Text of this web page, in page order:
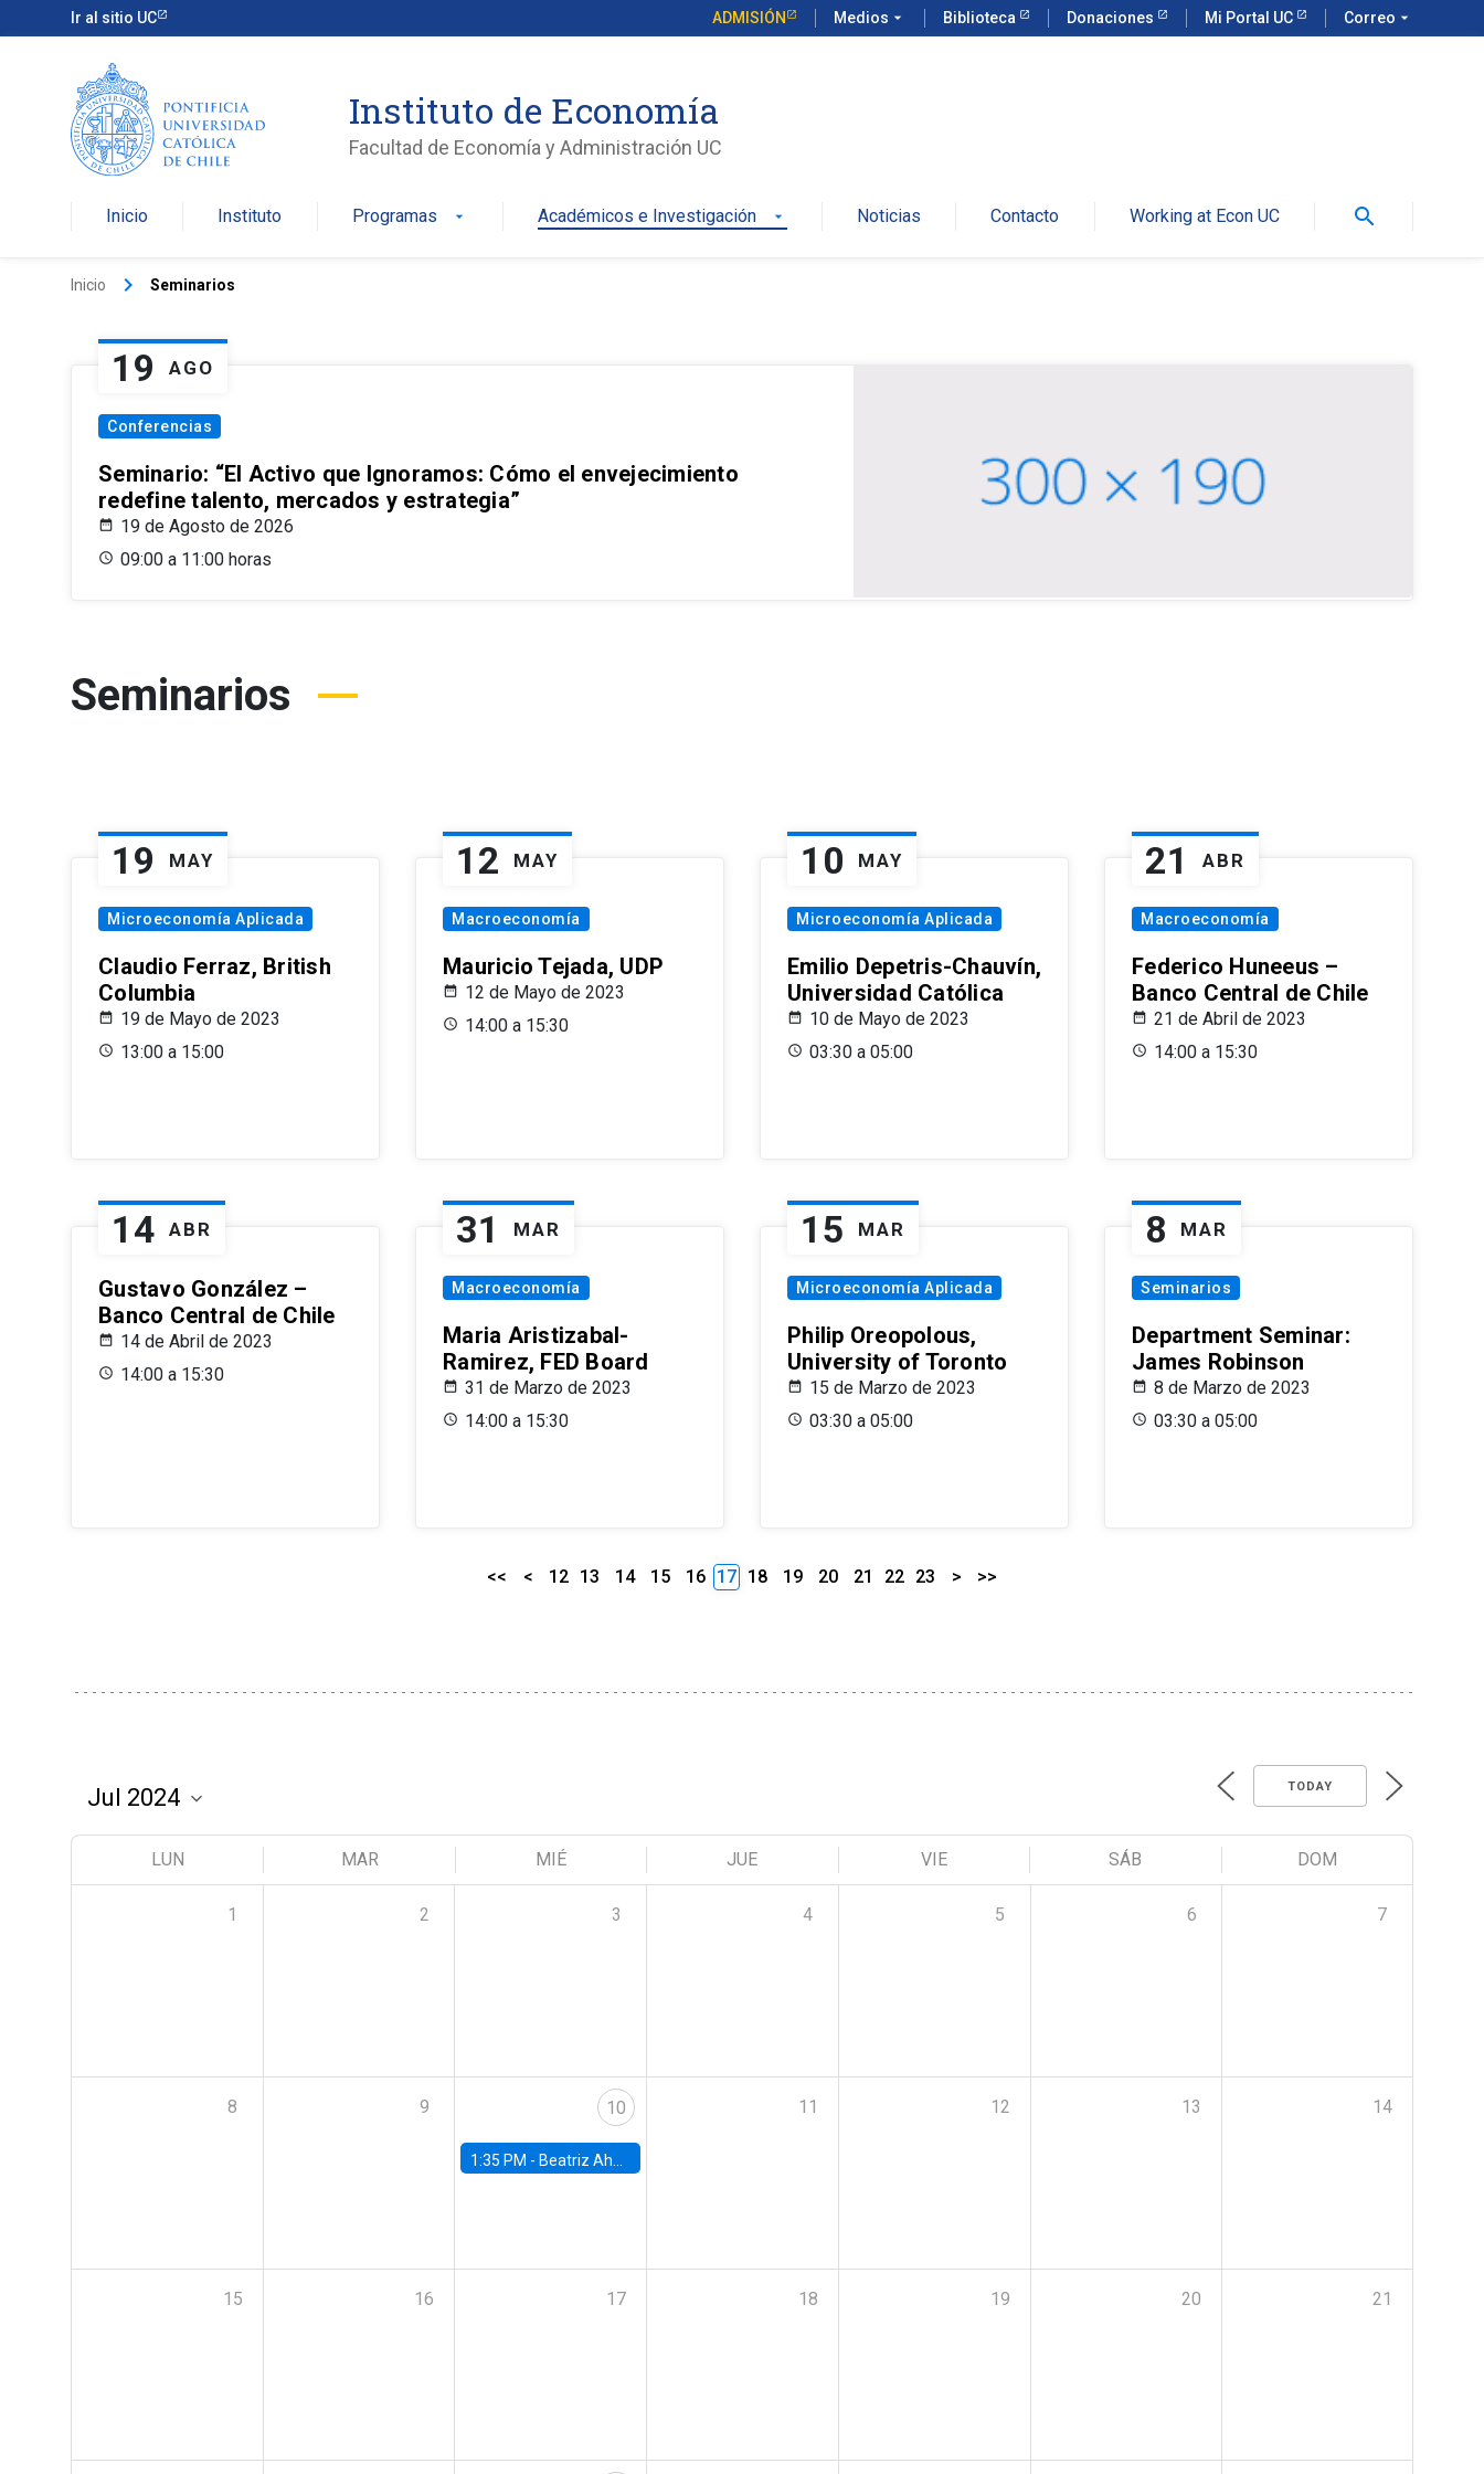
Ir al sitio UC ADMISIÓN Medios arrow_drop_down Biblioteca Donaciones Mi Portal UC Correo arrow_drop_down
Instituto de Economía
Facultad de Economía y Administración UC
Inicio Instituto Programas arrow_drop_down Académicos e Investigación arrow_drop_down Noticias Contacto Working at Econ UC search
Inicio keyboard_arrow_right Seminarios
19 AGO
Conferencias
Seminario: “El Activo que Ignoramos: Cómo el envejecimiento
redefine talento, mercados y estrategia”
19 de Agosto de 2026
09:00 a 11:00 horas
Seminarios
19 MAY
Microeconomía Aplicada
Claudio Ferraz, British
Columbia
19 de Mayo de 2023
13:00 a 15:00
12 MAY
Macroeconomía
Mauricio Tejada, UDP
12 de Mayo de 2023
14:00 a 15:30
10 MAY
Microeconomía Aplicada
Emilio Depetris-Chauvín,
Universidad Católica
10 de Mayo de 2023
03:30 a 05:00
21 ABR
Macroeconomía
Federico Huneeus –
Banco Central de Chile
21 de Abril de 2023
14:00 a 15:30
14 ABR
Gustavo González –
Banco Central de Chile
14 de Abril de 2023
14:00 a 15:30
31 MAR
Macroeconomía
Maria Aristizabal-
Ramirez, FED Board
31 de Marzo de 2023
14:00 a 15:30
15 MAR
Microeconomía Aplicada
Philip Oreopolous,
University of Toronto
15 de Marzo de 2023
03:30 a 05:00
8 MAR
Seminarios
Department Seminar:
James Robinson
8 de Marzo de 2023
03:30 a 05:00
<< < 12 13 14 15 16 17 18 19 20 21 22 23 > >>
TODAY
LUN MAR MIÉ JUE VIE SÁB DOM
1 2 3 4 5 6 7
8 9 10
1:35 PM - Beatriz Ahumada, PhD candidate, Universidad de Pittsburgh
11 12 13 14
15 16 17 18 19 20 21